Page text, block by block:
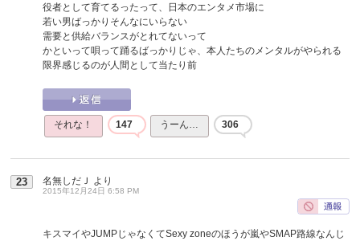
役者として育てるったって、日本のエンタメ市場に
若い男ばっかりそんなにいらない
需要と供給バランスがとれてないって
かといって唄って踊るばっかりじゃ、本人たちのメンタルがやられる
限界感じるのが人間として当たり前
それな！ 147 うーん… 306
23 名無しだＪ より
2015年12月24日 6:58 PM
キスマイやJUMPじゃなくてSexy zoneのほうが嵐やSMAP路線なんじ